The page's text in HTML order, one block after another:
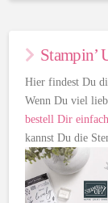
Stampin’
Hier findest Du
Wenn Du viel
bestell Dir
kannst Du die